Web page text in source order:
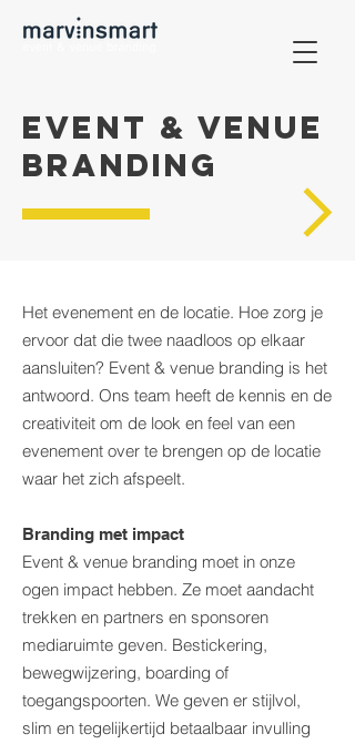
EVENT & VENUE
BRANDING
Het evenement en de locatie. Hoe zorg je
ervoor dat die twee naadloos op elkaar
aansluiten? Event & venue branding is het
antwoord. Ons team heeft de kennis en de
creativiteit om de look en feel van een
evenement over te brengen op de locatie
waar het zich afspeelt.
Branding met impact
Event & venue branding moet in onze
ogen impact hebben. Ze moet aandacht
trekken en partners en sponsoren
mediaruimte geven. Bestickering,
bewegwijzering, boarding of
toegangspoorten. We geven er stijlvol,
slim en tegelijkertijd betaalbaar invulling